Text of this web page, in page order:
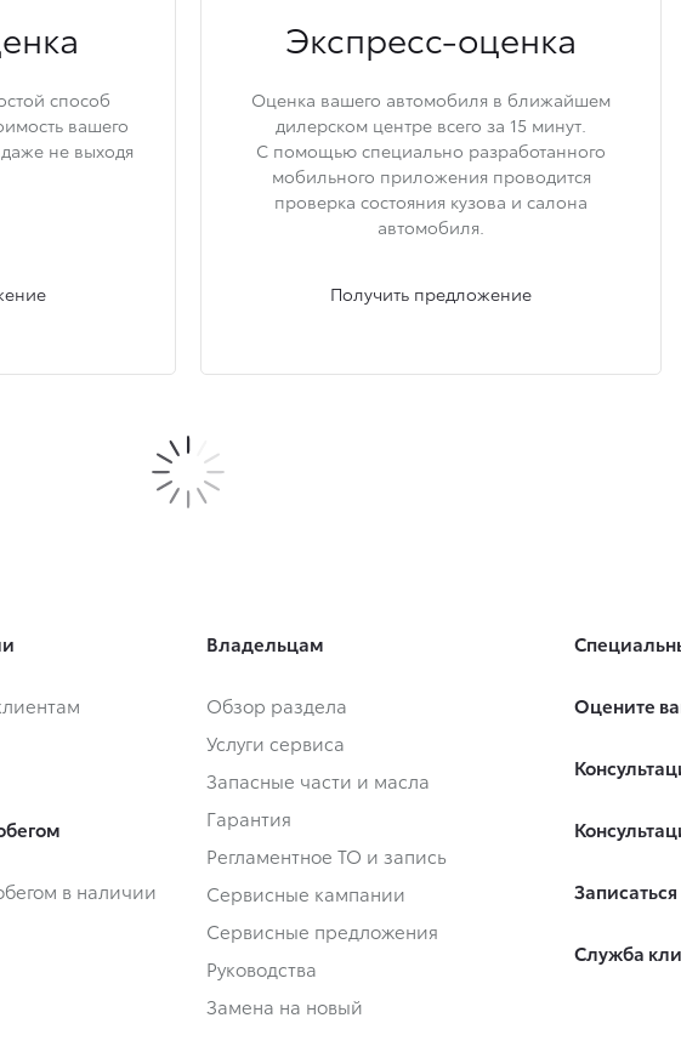
способ
вашего
не выходя
Экспресс-оценка
Оценка вашего автомобиля в ближайшем
дилерском центре всего за 15 минут.
С помощью специально разработанного
мобильного приложения проводится
проверка состояния кузова и салона
автомобиля.
Получить предложение
в наличии
Владельцам
Обзор раздела
Услуги сервиса
Запасные части и масла
Гарантия
Регламентное ТО и запись
Сервисные кампании
Сервисные предложения
Руководства
Замена на новый
Оцените
Служба